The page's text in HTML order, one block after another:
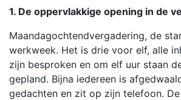
1. De oppervlakkige opening in de
Maandagochtendvergadering, de
werkweek. Het is drie voor elf, alle
zijn besproken en om elf uur staan
gepland. Bijna iedereen is
gedachten en zit op zijn telefoon.